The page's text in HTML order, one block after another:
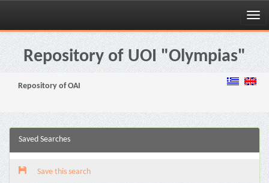
Skip
navigationRepository of UOI "Olympias"
Repository of OAI
Saved Searches
Save this search